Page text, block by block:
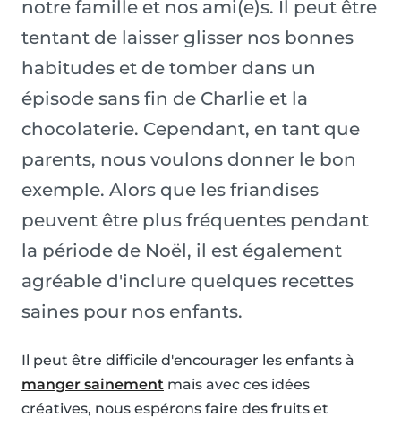
notre famille et nos ami(e)s. Il peut être
tentant de laisser glisser nos bonnes
habitudes et de tomber dans un
épisode sans fin de Charlie et la
chocolaterie. Cependant, en tant que
parents, nous voulons donner le bon
exemple. Alors que les friandises
peuvent être plus fréquentes pendant
la période de Noël, il est également
agréable d'inclure quelques recettes
saines pour nos enfants.
Il peut être difficile d'encourager les enfants à
manger sainement mais avec ces idées
créatives, nous espérons faire des fruits et